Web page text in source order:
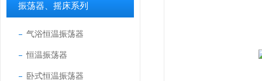
振荡器、摇床系列
气浴恒温振荡器
恒温振荡器
卧式恒温振荡器